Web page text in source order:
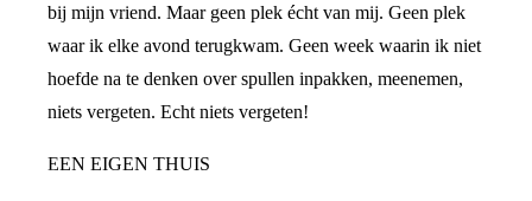
bij mijn vriend. Maar geen plek écht van mij. Geen plek
waar ik elke avond terugkwam. Geen week waarin ik niet
hoefde na te denken over spullen inpakken, meenemen,
niets vergeten. Echt niets vergeten!
EEN EIGEN THUIS